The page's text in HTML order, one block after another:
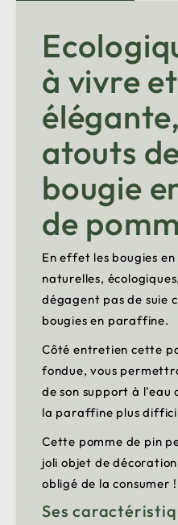
à vivre et
atouts
bougie
de
En effet les bougies
naturelles,
dégagent pas de suie
bougies en paraffine.
Côté entretien cette
fondue, vous
de son support à l'eau
la paraffine plus
Cette pomme de pin
joli objet de
obligé de la consumer !
Ses